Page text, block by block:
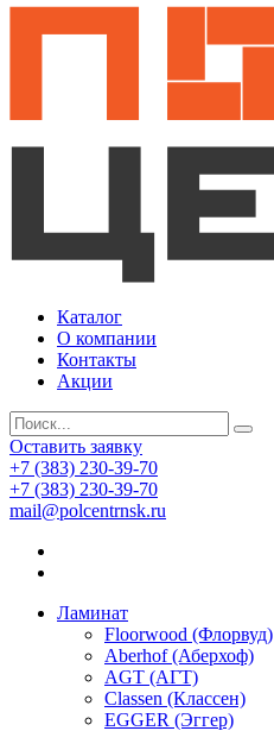
Каталог
О компании
Контакты
Акции
Оставить заявку
+7 (383) 230-39-70
+7 (383) 230-39-70
mail@polcentrnsk.ru
Ламинат
Floorwood (Флорвуд)
Aberhof (Аберхоф)
AGT (АГТ)
Classen (Классен)
EGGER (Эггер)